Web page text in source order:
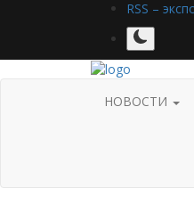
RSS –
НОВОСТИ